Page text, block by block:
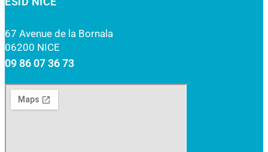
67 Avenue de la Bornala
06200 NICE
09 86 07 36 73